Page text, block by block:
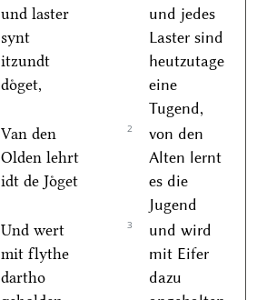
und laster
synt
itzundt
doͤget,
und jedes
Laster sind
heutzutage
eine
Tugend,
Van den
Olden lehrt
idt de Joͤget
2
von den
Alten lernt
es die
Jugend
Und wert
mit flythe
dartho
3
und wird
mit Eifer
dazu